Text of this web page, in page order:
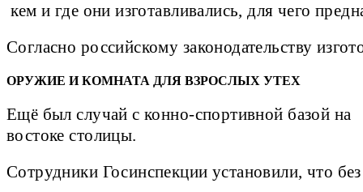
кем и где они изготавливались, для чего
Согласно российскому законодательству
ОРУЖИЕ И КОМНАТА ДЛЯ ВЗРОСЛЫХ УТЕХ
Ещё был случай с конно-спортивной базой на
востоке столицы.
Сотрудники Госинспекции установили, что